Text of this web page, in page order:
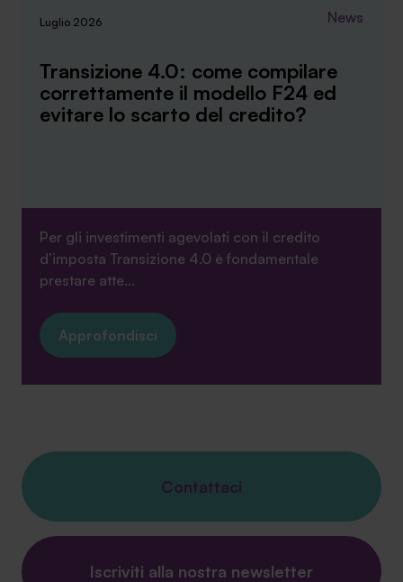
Luglio 2026 News
Transizione 4.0: come compilare
correttamente il modello F24 ed
evitare lo scarto del credito?
Per gli investimenti agevolati con il credito
d’imposta Transizione 4.0 è fondamentale
prestare atte...
Approfondisci
Contattaci
Iscriviti alla nostra newsletter